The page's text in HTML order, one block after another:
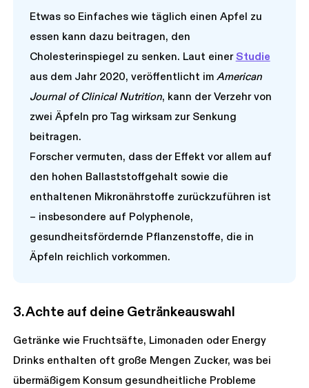
Etwas so Einfaches wie täglich einen Apfel zu
essen kann dazu beitragen, den
Cholesterinspiegel zu senken. Laut einerStudie
aus dem Jahr 2020, veröffentlicht im American
Journal of Clinical Nutrition, kann der Verzehr von
zwei Äpfeln pro Tag wirksam zur Senkung
beitragen.
Forscher vermuten, dass der Effekt vor allem auf
den hohen Ballaststoffgehalt sowie die
enthaltenen Mikronährstoffe zurückzuführen ist
– insbesondere auf Polyphenole,
gesundheitsfördernde Pflanzenstoffe, die in
Äpfeln reichlich vorkommen.
3. Achte auf deine Getränkeauswahl
Getränke wie Fruchtsäfte, Limonaden oder Energy
Drinks enthalten oft große Mengen Zucker, was bei
übermäßigem Konsum gesundheitliche Probleme